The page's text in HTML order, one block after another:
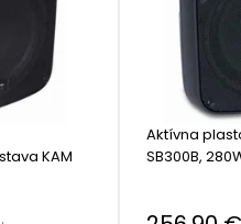
KAM
Aktívna
SB300B,